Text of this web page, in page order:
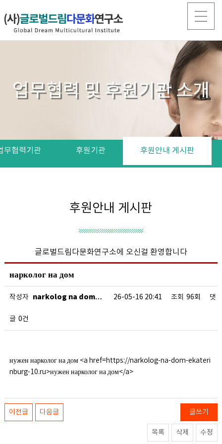
업무협력 및 후원기관 소개
무협력기관 후원기관 후원안내 게시판
후원안내 게시판
글로벌드림다문화연구소에 오신걸 환영합니다
нарколог на дом
작성자 narkolog na dom… 26-05-16 20:41 조회 96회 댓
글 0건
нужен нарколог на дом <a href=https://narkolog-na-dom-ekateri
nburg-10.ru>нужен нарколог на дом</a>
이전글 다음글 글쓰기
수정
삭제
목록